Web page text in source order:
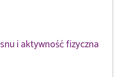
i aktywność fizyczna